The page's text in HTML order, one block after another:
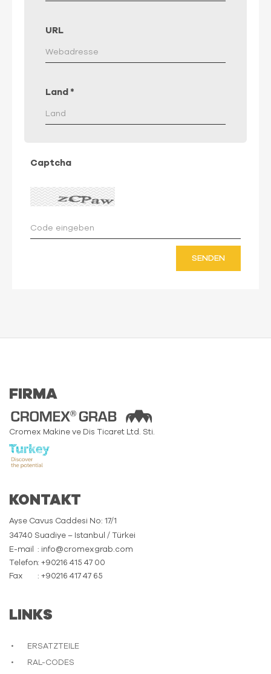
URL
Land *
Captcha
SENDEN
FIRMA
Cromex Makine ve Dis Ticaret Ltd. Sti.
KONTAKT
Ayse Cavus Caddesi No: 17/1
34740 Suadiye – Istanbul / Türkei
E-mail
: info@cromexgrab.com
Telefon: +90216 415 47 00
Fax
: +90216 417 47 65
LINKS
ERSATZTEILE
RAL-CODES